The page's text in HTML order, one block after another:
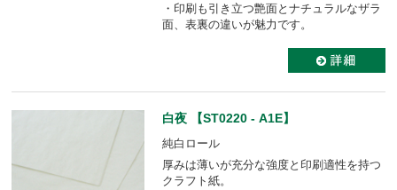
・印刷も引き立つ艶面とナチュラルなザラ
面、表裏の違いが魅力です。
白夜 【ST0220 - A1E】
純白ロール
厚みは薄いが充分な強度と印刷適性を持つ
クラフト紙。